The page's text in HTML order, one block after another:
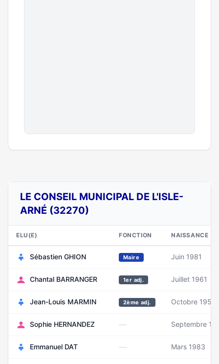
LE CONSEIL MUNICIPAL DE L'ISLE-
ARNÉ (32270)
ELU(E) FONCTION NAISSANCE
Sébastien GHION Maire Juin 1981
Chantal BARRANGER 1er adj. Juillet 1961
Jean-Louis MARMIN 2ème adj. Octobre 1955
Sophie HERNANDEZ — Septembre
Emmanuel DAT — Mars 1983